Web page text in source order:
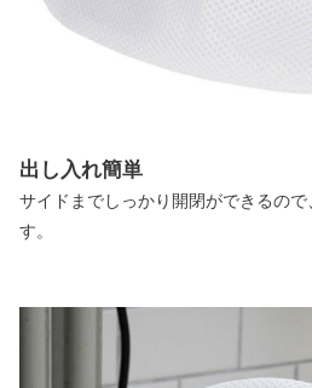
出し入れ簡単
サイドまでしっかり開閉ができるの
す。